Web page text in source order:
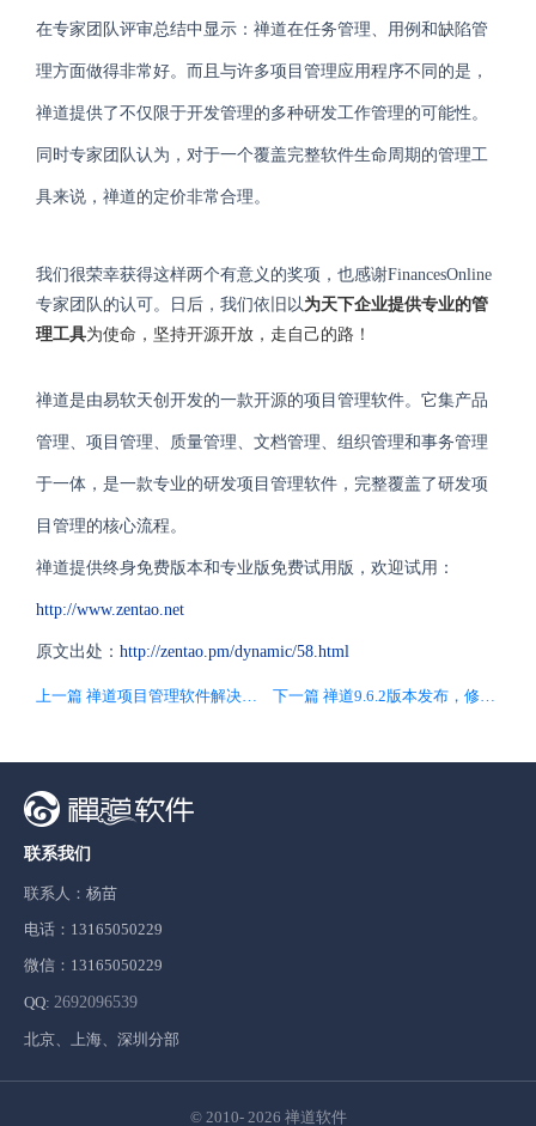
在专家团队评审总结中显示 ： 禅道在任务管理、 用例 和缺陷管
理方面做得非常好。 而且 与许多项目管理应用程序不同 的是 ，
禅道提供了不仅限于开发管理的多种研发工作管理的可能性。
同时专家团队认为，对于一个覆盖完整软件生命周期 的管理工
具来说， 禅道的定价非常合理。
我们很荣幸获得这样两个有意义的奖项，也感谢FinancesOnline
专家团队的认可。日后，我们依旧以为天下企业提供专业的管
理工具为使命，坚持开源开放，走自己的路！
禅道是由易软天创 开发的一款开源的项目管理软件。它集产品
管理、项目管理、质量管理、文档管理、组织管理和事务管理
于一体，是一款专业的研发项目管理软件，完整覆盖了研发项
目管理的核心流程。
禅道提供终身免费版本和专业版免费试用版，欢迎试用：
http://www.zentao.net
原文出处： http://zentao.pm/dynamic/58.html
上一篇 禅道项目管理软件解决方案 下一篇 禅道9.6.2版本发布，修复Bug，内置受限用户分组
联系我们
联系人：杨苗
电话：13165050229
微信：13165050229
QQ: 2692096539
北京、上海、深圳分部
© 2010- 2026 禅道软件